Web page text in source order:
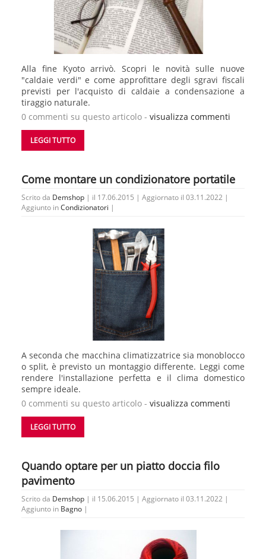
Alla fine Kyoto arrivò. Scopri le novità sulle nuove
"caldaie verdi" e come approfittare degli sgravi fiscali
previsti per l'acquisto di caldaie a condensazione a
tiraggio naturale.
0 commenti su questo articolo - visualizza commenti
LEGGI TUTTO
Come montare un condizionatore portatile
Scrito da Demshop | il 17.06.2015 | Aggiornato il 03.11.2022 |
Aggiunto inCondizionatori |
A seconda che macchina climatizzatrice sia monoblocco
o split, è previsto un montaggio differente. Leggi come
rendere l'installazione perfetta e il clima domestico
sempre ideale.
0 commenti su questo articolo - visualizza commenti
LEGGI TUTTO
Quando optare per un piatto doccia filo
pavimento
Scrito da Demshop | il 15.06.2015 | Aggiornato il 03.11.2022 |
Aggiunto in Bagno |